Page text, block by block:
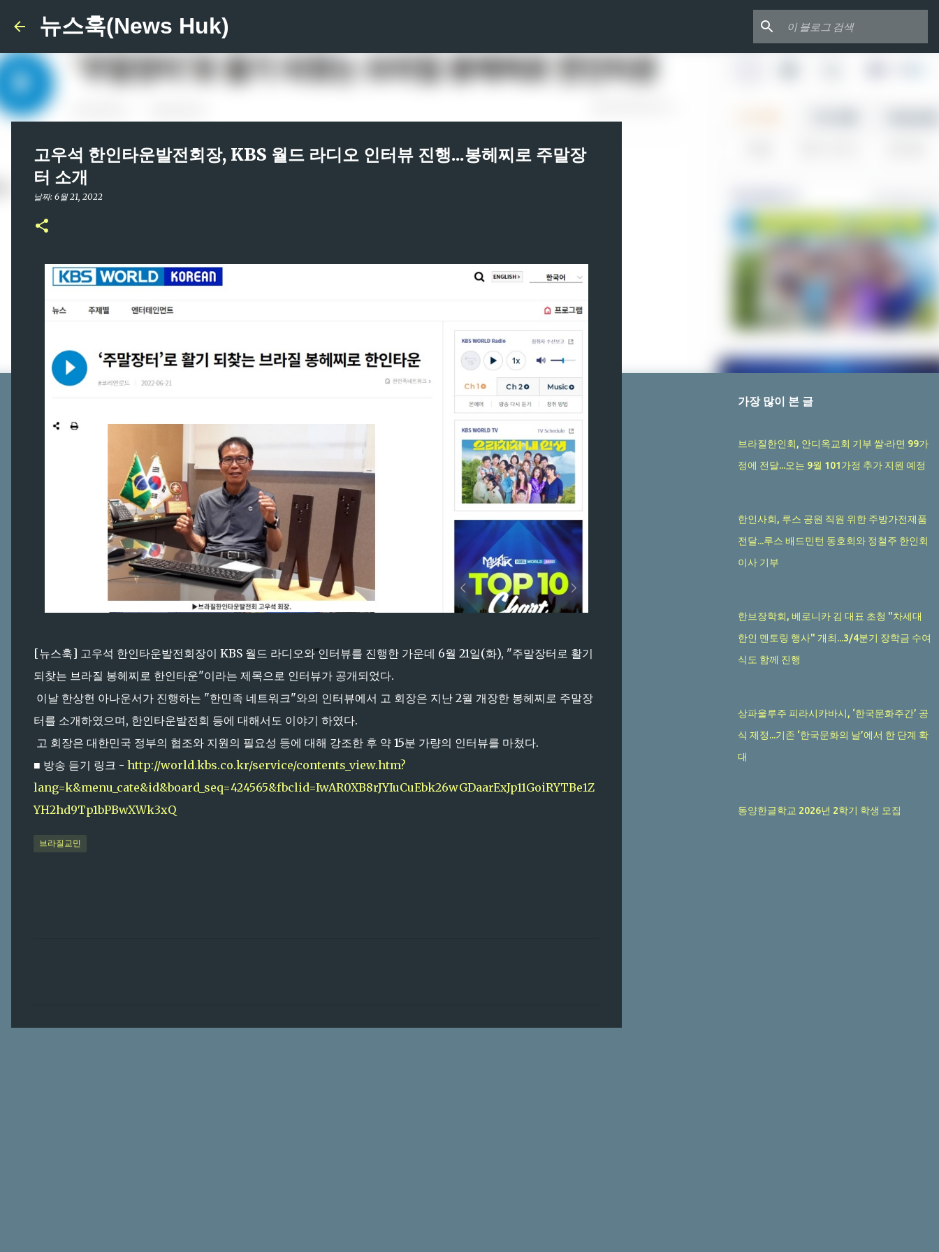
뉴스훅(News Huk)
고우석 한인타운발전회장, KBS 월드 라디오 인터뷰 진행...봉헤찌로 주말장
터 소개
날짜: 6월 21, 2022
[뉴스훅] 고우석 한인타운발전회장이 KBS 월드 라디오와 인터뷰를 진행한 가운데 6월 21일(화), "주말장터로 활기
되찾는 브라질 봉헤찌로 한인타운"이라는 제목으로 인터뷰가 공개되었다.
이날 한상헌 아나운서가 진행하는 "한민족 네트워크"와의 인터뷰에서 고 회장은 지난 2월 개장한 봉헤찌로 주말장
터를 소개하였으며, 한인타운발전회 등에 대해서도 이야기 하였다.
고 회장은 대한민국 정부의 협조와 지원의 필요성 등에 대해 강조한 후 약 15분 가량의 인터뷰를 마쳤다.
■ 방송 듣기 링크 - http://world.kbs.co.kr/service/contents_view.htm?
lang=k&menu_cate&id&board_seq=424565&fbclid=IwAR0XB8rJYIuCuEbk26wGDaarExJp11GoiRYTBe1Z
YH2hd9Tp1bPBwXWk3xQ
브라질교민
가장 많이 본 글
브라질한인회, 안디옥교회 기부 쌀·라면 99가
정에 전달...오는 9월 101가정 추가 지원 예정
한인사회, 루스 공원 직원 위한 주방가전제품
전달...루스 배드민턴 동호회와 정철주 한인회
이사 기부
한브장학회, 베로니카 김 대표 초청 "차세대
한인 멘토링 행사" 개최...3/4분기 장학금 수여
식도 함께 진행
상파울루주 피라시카바시, ‘한국문화주간’ 공
식 제정...기존 ‘한국문화의 날’에서 한 단계 확
대
동양한글학교 2026년 2학기 학생 모집